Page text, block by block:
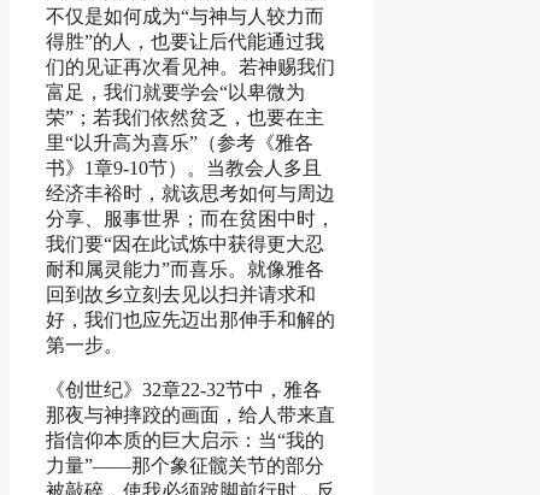
不仅是如何成为“与神与人较力而
得胜”的人，也要让后代能通过我
们的见证再次看见神。若神赐我们
富足，我们就要学会“以卑微为
荣”；若我们依然贫乏，也要在主
里“以升高为喜乐”（参考《雅各
书》1章9-10节）。当教会人多且
经济丰裕时，就该思考如何与周边
分享、服事世界；而在贫困中时，
我们要“因在此试炼中获得更大忍
耐和属灵能力”而喜乐。就像雅各
回到故乡立刻去见以扫并请求和
好，我们也应先迈出那伸手和解的
第一步。
《创世纪》32章22-32节中，雅各
那夜与神摔跤的画面，给人带来直
指信仰本质的巨大启示：当“我的
力量”——那个象征髋关节的部分